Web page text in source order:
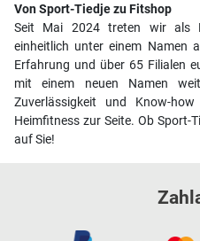
Von Sport-Tiedje zu Fitshop
Seit Mai 2024 treten wir als
einheitlich unter einem Namen
Erfahrung und über 65 Filialen
mit einem neuen Namen
Zuverlässigkeit und Know-
Heimfitness zur Seite. Ob Sport-
auf Sie!